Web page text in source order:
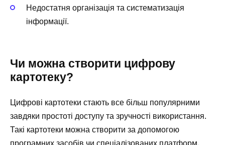
Недостатня організація та систематизація
інформації.
Чи можна створити цифрову
картотеку?
Цифрові картотеки стають все більш популярними
завдяки простоті доступу та зручності використання.
Такі картотеки можна створити за допомогою